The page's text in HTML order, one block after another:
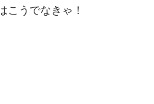
こうでなきゃ！